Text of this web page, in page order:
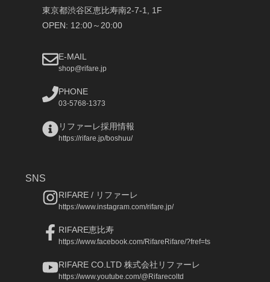
東京都渋谷区恵比寿南2-7-1, 1F
OPEN: 12:00～20:00
E-MAIL
shop@rifare.jp
PHONE
03-5768-1373
リファーレ採用情報
https://rifare.jp/boshuu/
SNS
RIFARE / リファーレ
https://www.instagram.com/rifare.jp/
RIFARE恵比寿
https://www.facebook.com/RifareRifare/?fref=ts
RIFARE CO.LTD 株式会社リファーレ
https://www.youtube.com/@Rifarecoltd